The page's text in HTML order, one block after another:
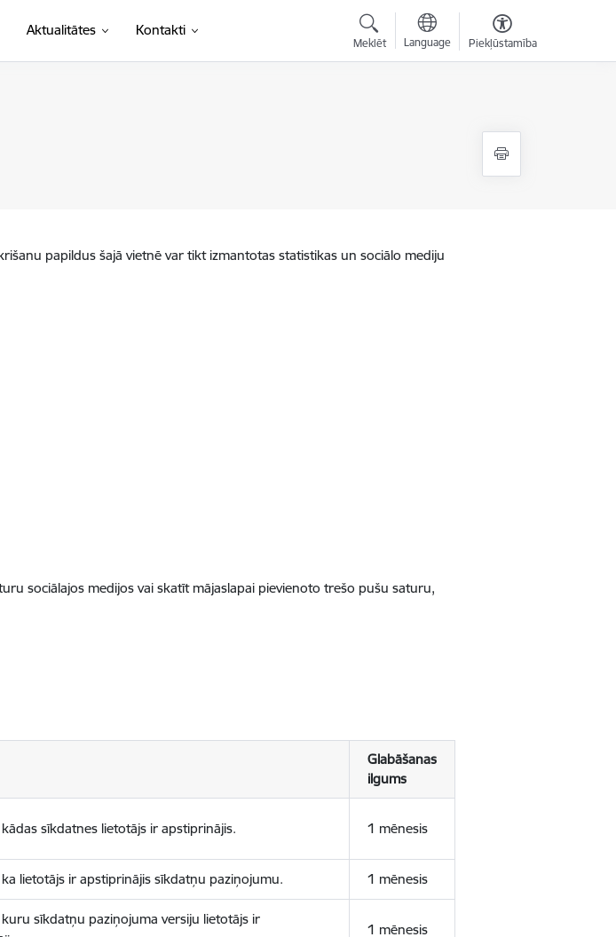
Aktualitātes Kontakti
Meklēt Language Piekļūstamība
papildus šajā vietnē var tikt izmantotas statistikas un sociālo mediju
sociālajos medijos vai skatīt mājaslapai pievienoto trešo pušu saturu,
Glabāšanas
ilgums
sīkdatnes lietotājs ir apstiprinājis. 1 mēnesis
lietotājs ir apstiprinājis sīkdatņu paziņojumu. 1 mēnesis
sīkdatņu paziņojuma versiju lietotājs ir
1 mēnesis